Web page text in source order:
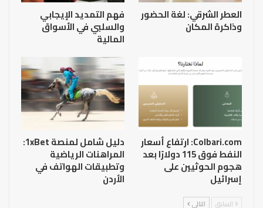
العطر الشرقي: لغة الحضور
وذاكرة المكان
فهم التمديد الإيجابي
والسلبي في الأسواق
المالية
Colbari.com: ارتفاع أسعار
النفط فوق 115 دولارًا بعد
هجوم الحوثيين على
إسرائيل
دليل شامل لمنصة 1xBet:
المراهنات الرياضية
وتطبيقات الهواتف في
الأردن
السابق التالي